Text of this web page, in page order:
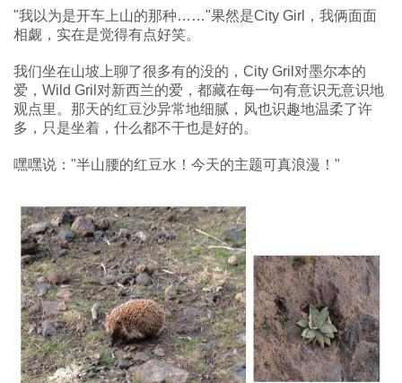
"我以为是开车上山的那种……"果然是City Girl，我俩面面
相觑，实在是觉得有点好笑。
我们坐在山坡上聊了很多有的没的，City Gril对墨尔本的
爱，Wild Gril对新西兰的爱，都藏在每一句有意识无意识地
观点里。那天的红豆沙异常地细腻，风也识趣地温柔了许
多，只是坐着，什么都不干也是好的。
嘿嘿说："半山腰的红豆水！今天的主题可真浪漫！"